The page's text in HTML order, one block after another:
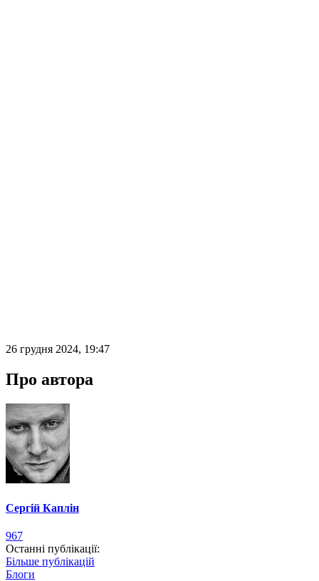
26 грудня 2024, 19:47
Про автора
Сергій Каплін
967
Останні публікації:
Більше публікацій
Блоги